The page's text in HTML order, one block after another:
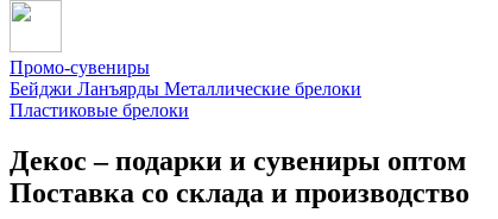
Промо-сувениры
Бейджи Ланъярды Металлические брелоки
Пластиковые брелоки
Декос – подарки и сувениры оптом
Поставка со склада и производство